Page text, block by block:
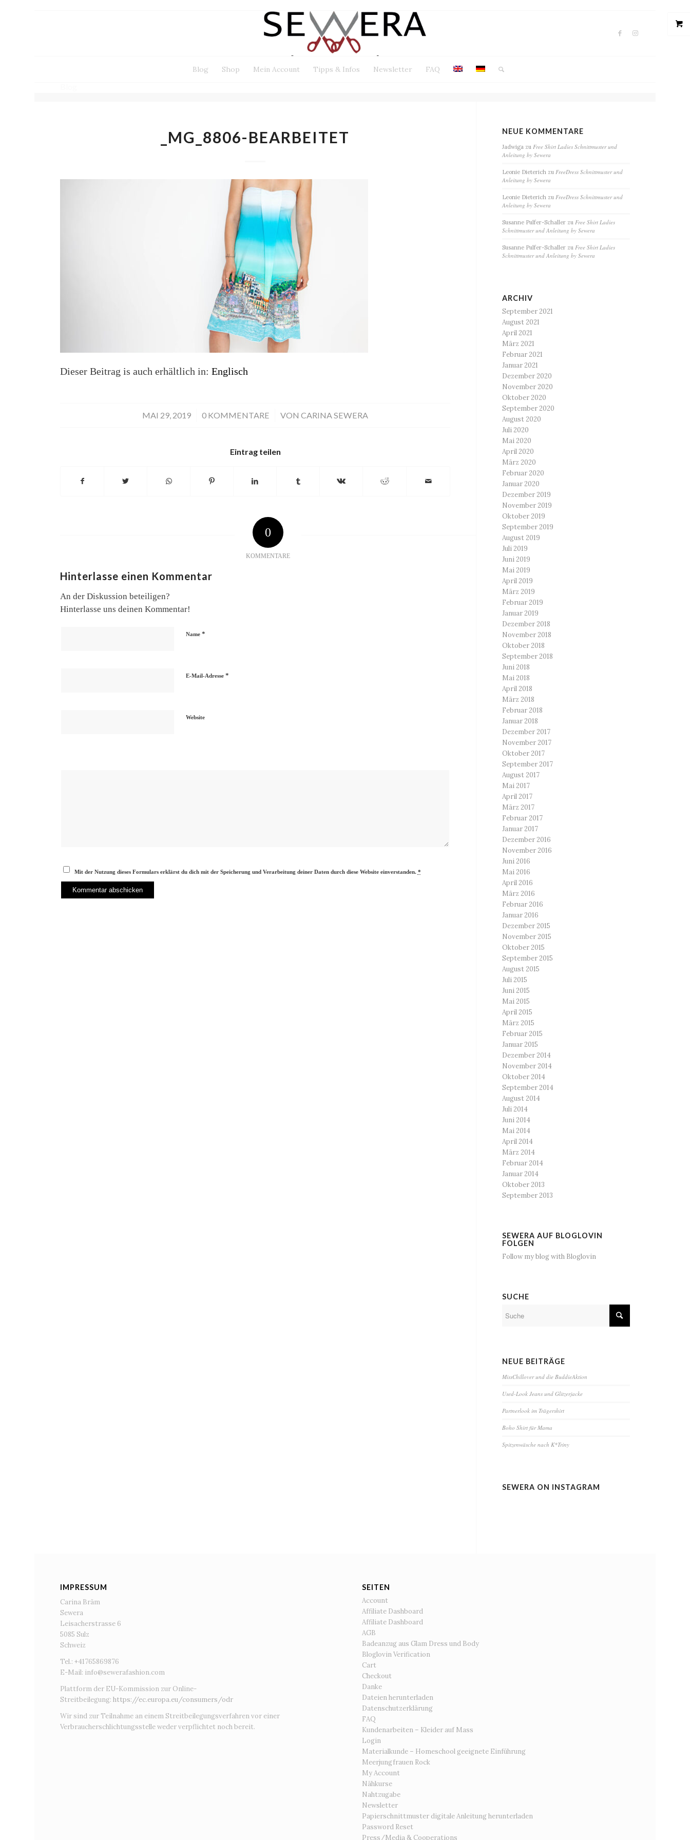
Blog Shop Mein Account Tipps & Infos Newsletter FAQ
_MG_8806-BEARBEITET
Dieser Beitrag is auch erhältlich in:Englisch
MAI 29, 2019
/ 0 KOMMENTARE
/ VONCARINA SEWERA
Eintrag teilen
0
KOMMENTARE
Hinterlasse einen Kommentar
An der Diskussion beteiligen?
Hinterlasse uns deinen Kommentar!
Name*
E-Mail-Adresse*
Website
Mit der Nutzung dieses Formulars erklärst du dich mit der Speicherung und Verarbeitung deiner Daten durch diese Website einverstanden. *
NEUE KOMMENTARE
Jadwiga zuFree Shirt Ladies Schnittmuster und
Anleitung by Sewera
Leonie Dieterich zuFreeDress Schnittmuster und
Anleitung by Sewera
Leonie Dieterich zuFreeDress Schnittmuster und
Anleitung by Sewera
Susanne Pulfer-Schaller zuFree Shirt Ladies
Schnittmuster und Anleitung by Sewera
Susanne Pulfer-Schaller zuFree Shirt Ladies
Schnittmuster und Anleitung by Sewera
ARCHIV
September 2021
August 2021
April 2021
März 2021
Februar 2021
Januar 2021
Dezember 2020
November 2020
Oktober 2020
September 2020
August 2020
Juli 2020
Mai 2020
April 2020
März 2020
Februar 2020
Januar 2020
Dezember 2019
November 2019
Oktober 2019
September 2019
August 2019
Juli 2019
Juni 2019
Mai 2019
April 2019
März 2019
Februar 2019
Januar 2019
Dezember 2018
November 2018
Oktober 2018
September 2018
Juni 2018
Mai 2018
April 2018
März 2018
Februar 2018
Januar 2018
Dezember 2017
November 2017
Oktober 2017
September 2017
August 2017
Mai 2017
April 2017
März 2017
Februar 2017
Januar 2017
Dezember 2016
November 2016
Juni 2016
Mai 2016
April 2016
März 2016
Februar 2016
Januar 2016
Dezember 2015
November 2015
Oktober 2015
September 2015
August 2015
Juli 2015
Juni 2015
Mai 2015
April 2015
März 2015
Februar 2015
Januar 2015
Dezember 2014
November 2014
Oktober 2014
September 2014
August 2014
Juli 2014
Juni 2014
Mai 2014
April 2014
März 2014
Februar 2014
Januar 2014
Oktober 2013
September 2013
SEWERA AUF BLOGLOVIN
FOLGEN
Follow my blog with Bloglovin
SUCHE
NEUE BEITRÄGE
MissChillover und die BuddieAktion
Used-Look Jeans und Glitzerjacke
Partnerlook im Trägershirt
Boho Shirt für Mama
Spitzenwäsche nach K*Triny
SEWERA ON INSTAGRAM
IMPRESSUM
Carina Bräm
Sewera
Leisacherstrasse 6
5085 Sulz
Schweiz
Tel.: +41765869876
E-Mail: info@sewerafashion.com
Plattform der EU-Kommission zur Online-
Streitbeilegung:https://ec.europa.eu/consumers/odr
Wir sind zur Teilnahme an einem Streitbeilegungsverfahren vor einer
Verbraucherschlichtungsstelle weder verpflichtet noch bereit.
SEITEN
Account
Affiliate Dashboard
Affiliate Dashboard
AGB
Badeanzug aus Glam Dress und Body
Bloglovin Verification
Cart
Checkout
Danke
Dateien herunterladen
Datenschutzerklärung
FAQ
Kundenarbeiten – Kleider auf Mass
Login
Materialkunde – Homeschool geeignete Einführung
Meerjungfrauen Rock
My Account
Nähkurse
Nahtzugabe
Newsletter
Papierschnittmuster digitale Anleitung herunterladen
Password Reset
Press/Media & Cooperations